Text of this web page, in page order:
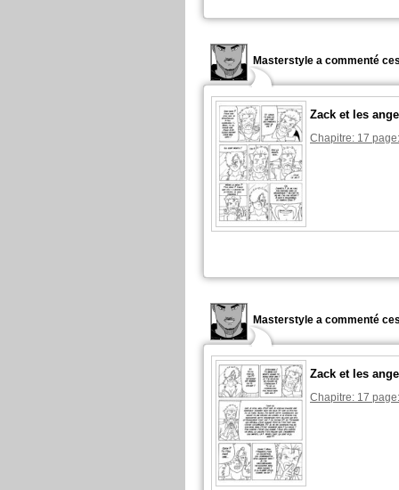
Masterstyle a commenté
Zack et les
Chapitre: 17
Masterstyle a commenté
Zack et les
Chapitre: 17